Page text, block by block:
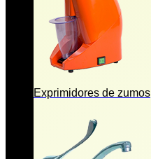
Exprimidores de zumos